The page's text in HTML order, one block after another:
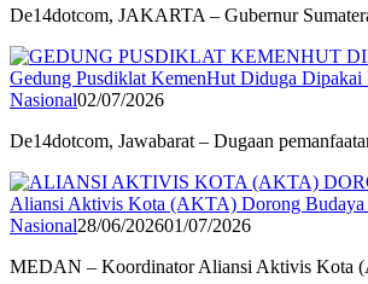
De14dotcom, JAKARTA – Gubernur
Gedung Pusdiklat KemenHut Diduga
Nasional02/07/2026
De14dotcom, Jawabarat – Dugaan
Aliansi Aktivis Kota (AKTA) Dorong Budaya
Nasional28/06/202601/07/2026
MEDAN – Koordinator Aliansi Aktivis